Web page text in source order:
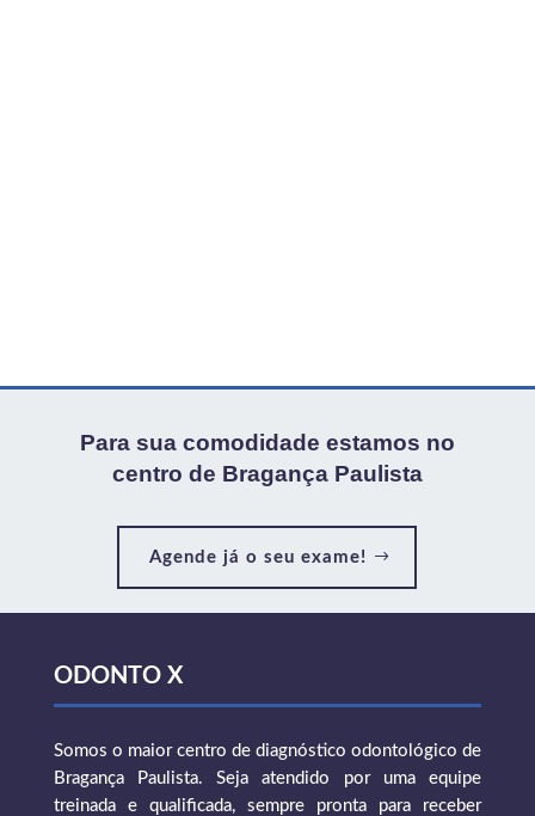
Para sua comodidade estamos no
centro de Bragança Paulista
Agende já o seu exame!
ODONTO X
Somos o maior centro de diagnóstico odontológico de
Bragança Paulista. Seja atendido por uma equipe
treinada e qualificada, sempre pronta para receber